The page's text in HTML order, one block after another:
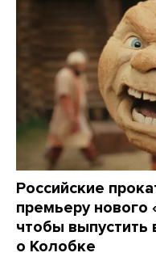
Российские
премьеру нового
чтобы выпустить
о Колобке